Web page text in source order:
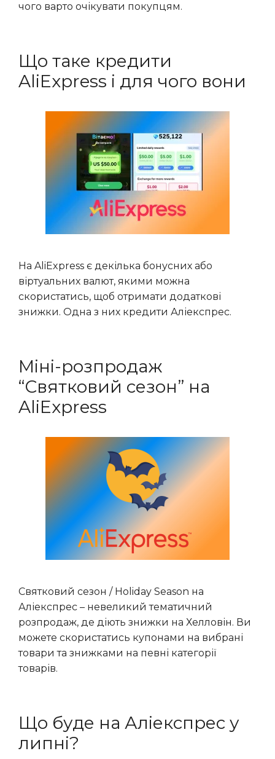
чого варто очікувати покупцям.
Що таке кредити
AliExpress і для чого вони
На AliExpress є декілька бонусних або
віртуальних валют, якими можна
скористатись, щоб отримати додаткові
знижки. Одна з них кредити Аліекспрес.
Міні-розпродаж
“Святковий сезон” на
AliExpress
Святковий сезон / Holiday Season на
Аліекспрес – невеликий тематичний
розпродаж, де діють знижки на Хелловін. Ви
можете скористатись купонами на вибрані
товари та знижками на певні категорії
товарів.
Що буде на Аліекспрес у
липні?